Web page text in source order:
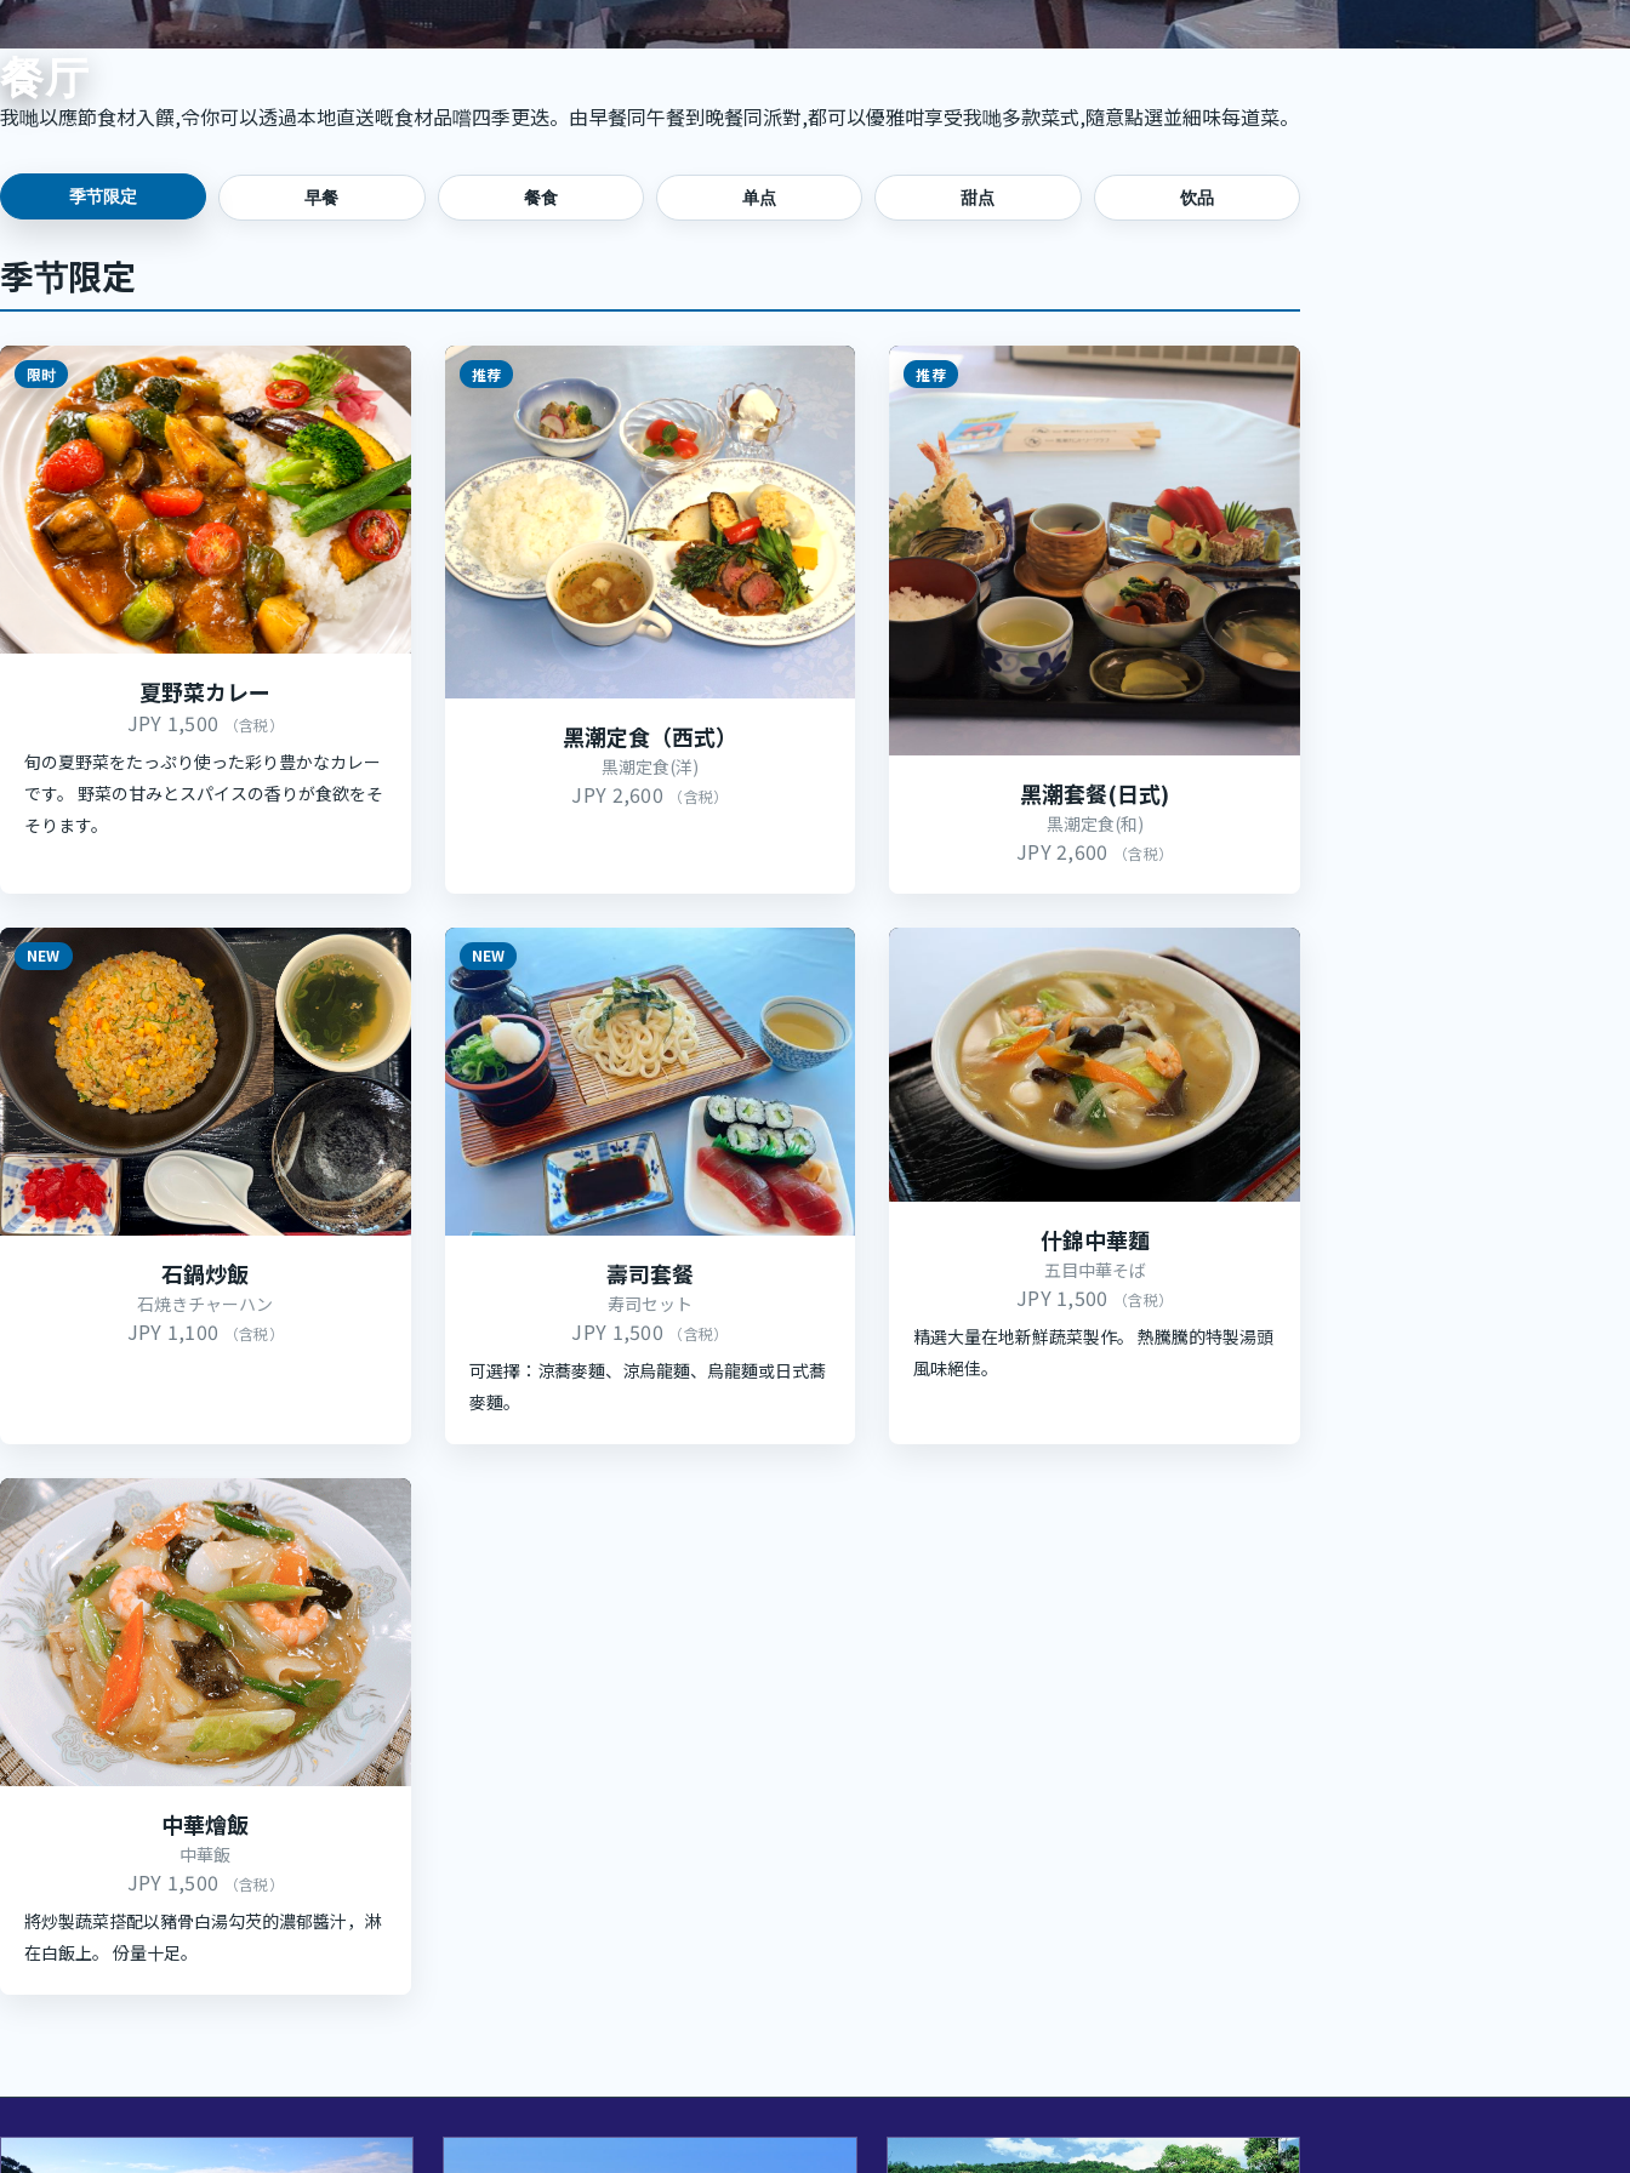
餐厅
我哋以應節食材入饌,令你可以透過本地直送嘅食材品嚐四季更迭。由早餐同午餐到晚餐同派對,都可以優雅咁享受我哋多款菜式,隨意點選並細味每道菜。
季节限定 早餐 餐食 单点 甜点 饮品
季节限定
限时
夏野菜カレー
JPY 1,500 （含税）
旬の夏野菜をたっぷり使った彩り豊かなカレー
です。 野菜の甘みとスパイスの香りが食欲をそ
そります。
推荐
黑潮定食（西式）
黒潮定食(洋)
JPY 2,600 （含税）
推荐
黑潮套餐(日式)
黒潮定食(和)
JPY 2,600 （含税）
NEW
石鍋炒飯
石焼きチャーハン
JPY 1,100 （含税）
NEW
壽司套餐
寿司セット
JPY 1,500 （含税）
可選擇：涼蕎麥麵、涼烏龍麵、烏龍麵或日式蕎
麥麵。
什錦中華麵
五目中華そば
JPY 1,500 （含税）
精選大量在地新鮮蔬菜製作。 熱騰騰的特製湯頭
風味絕佳。
中華燴飯
中華飯
JPY 1,500 （含税）
將炒製蔬菜搭配以豬骨白湯勾芡的濃郁醬汁，淋
在白飯上。 份量十足。